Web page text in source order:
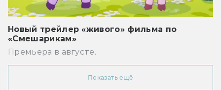
Новый трейлер «живого» фильма по
«Смешарикам»
Премьера в августе.
Показать ещё